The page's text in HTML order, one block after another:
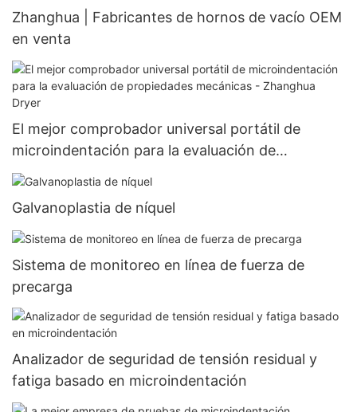
Zhanghua | Fabricantes de hornos de vacío OEM
en venta
El mejor comprobador universal portátil de
microindentación para la evaluación de
propiedades mecánicas - Zhanghua Dryer
Galvanoplastia de níquel
Sistema de monitoreo en línea de fuerza de
precarga
Analizador de seguridad de tensión residual y
fatiga basado en microindentación